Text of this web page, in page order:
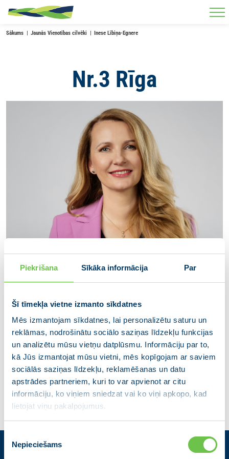
Piekrišana Sīkāka informācija Par
Šī tīmekļa vietne izmanto sīkdatnes
Mēs izmantojam sīkdatnes, lai personalizētu saturu un
reklāmas, nodrošinātu sociālo saziņas līdzekļu funkcijas
un analizētu mūsu vietņu datplūsmu. Informāciju par to,
kā Jūs izmantojat mūsu vietni, mēs kopīgojam ar saviem
sociālās saziņas līdzekļu, reklamēšanas un datu
apstrādes partneriem, kuri to var apvienot ar citu
informāciju, ko viņiem sniedzat vai ko viņi apkopo, kad
lietojat viņu pakalpojumus.
izvēle
Nepieciešams
Skip to main content
Sākums Jaunās Vienotības cilvēki Inese Lībiņa-Egnere
Nr.3 Rīga
Inese Lībiņa-Egnere
14. Saeimas deputāte, Cilvēktiesību un
sabiedrisko lietu komisijas priekšsēdētāja